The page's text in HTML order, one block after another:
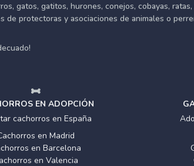
gatos, gatitos, hurones, conejos, cobayas,
de protectoras y asociaciones de animales o
EN ADOPCIÓN
cachorros en España
en Madrid
en Barcelona
en Valencia